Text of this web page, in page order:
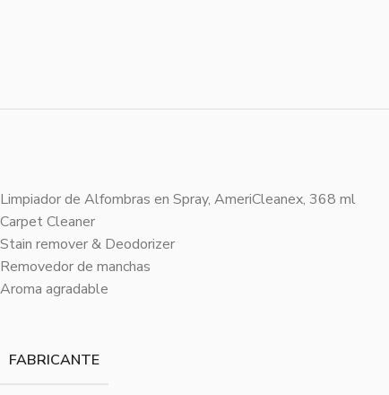
Limpiador de Alfombras en Spray, AmeriCleanex, 368 ml
Carpet Cleaner
Stain remover & Deodorizer
Removedor de manchas
Aroma agradable
FABRICANTE